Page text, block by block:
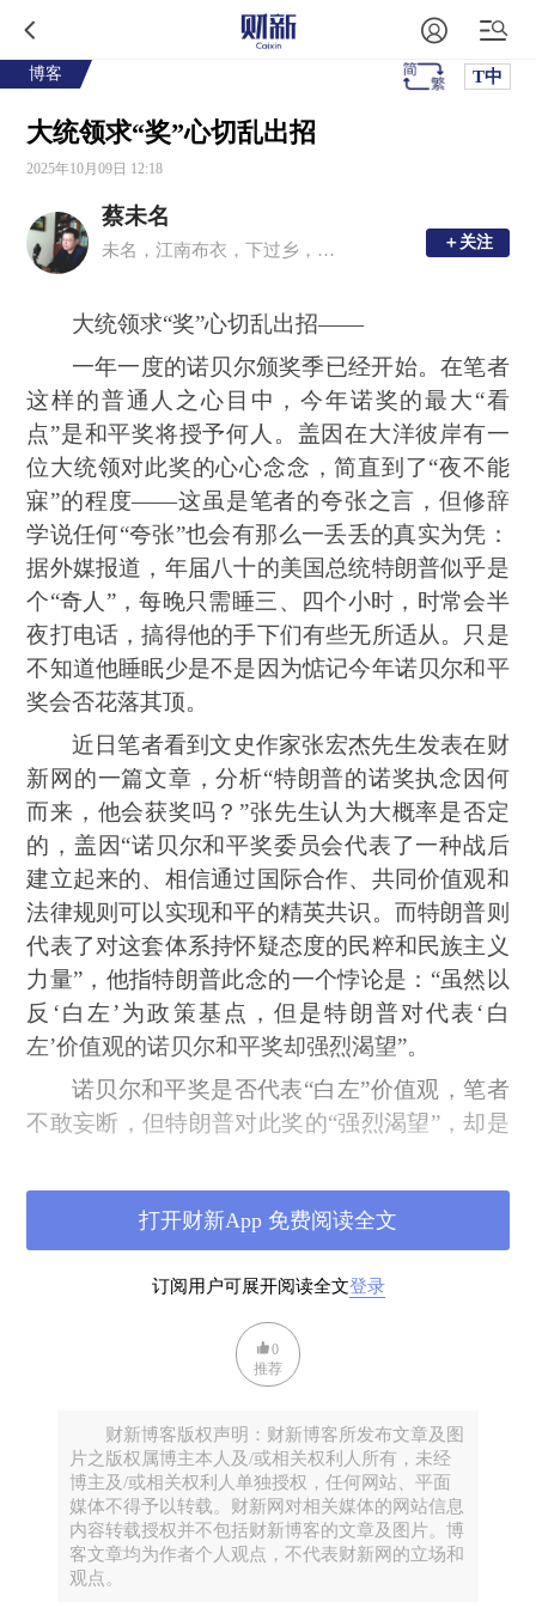
博客 T中
大统领求“奖”心切乱出招
2025年10月09日 12:18
蔡未名
未名，江南布衣，下过乡，上过学，教过书，写过小说…… ＋关注
＋关注
大统领求“奖”心切乱出招——
一年一度的诺贝尔颁奖季已经开始。在笔者
这样的普通人之心目中，今年诺奖的最大“看
点”是和平奖将授予何人。盖因在大洋彼岸有一
位大统领对此奖的心心念念，简直到了“夜不能
寐”的程度——这虽是笔者的夸张之言，但修辞
学说任何“夸张”也会有那么一丢丢的真实为凭：
据外媒报道，年届八十的美国总统特朗普似乎是
个“奇人”，每晚只需睡三、四个小时，时常会半
夜打电话，搞得他的手下们有些无所适从。只是
不知道他睡眠少是不是因为惦记今年诺贝尔和平
奖会否花落其顶。
近日笔者看到文史作家张宏杰先生发表在财
新网的一篇文章，分析“特朗普的诺奖执念因何
而来，他会获奖吗？”张先生认为大概率是否定
的，盖因“诺贝尔和平奖委员会代表了一种战后
建立起来的、相信通过国际合作、共同价值观和
法律规则可以实现和平的精英共识。而特朗普则
代表了对这套体系持怀疑态度的民粹和民族主义
力量”，他指特朗普此念的一个悖论是：“虽然以
反‘白左’为政策基点，但是特朗普对代表‘白
左’价值观的诺贝尔和平奖却强烈渴望”。
诺贝尔和平奖是否代表“白左”价值观，笔者
不敢妄断，但特朗普对此奖的“强烈渴望”，却是
想一一枚举。惟感兴趣的是他何以对此奖如此情
暮年，壮心不已。”据辞典解释，这里的“烈
士”是指“志向远大的英雄”。特朗普显然不是通
常意义上的“英雄”，或许称得上是“一代枭雄”。
特朗普想必也自知余生无多，因此很想身后“名
垂青史”。诺贝尔其它的奖项他肯定沾不到边，
唯一有可能“跳起来够一够”的大概也只有和平奖
了。故此自二番上任以来，为达此目标他可谓
是“不遗余力”。如张先生所说，他的“这种渴望
订阅用户可展开阅读全文登录
打开财新App 免费阅读全文
0
推荐
财新博客版权声明：财新博客所发布文章及图
片之版权属博主本人及/或相关权利人所有，未经
博主及/或相关权利人单独授权，任何网站、平面
媒体不得予以转载。财新网对相关媒体的网站信息
内容转载授权并不包括财新博客的文章及图片。博
客文章均为作者个人观点，不代表财新网的立场和
观点。